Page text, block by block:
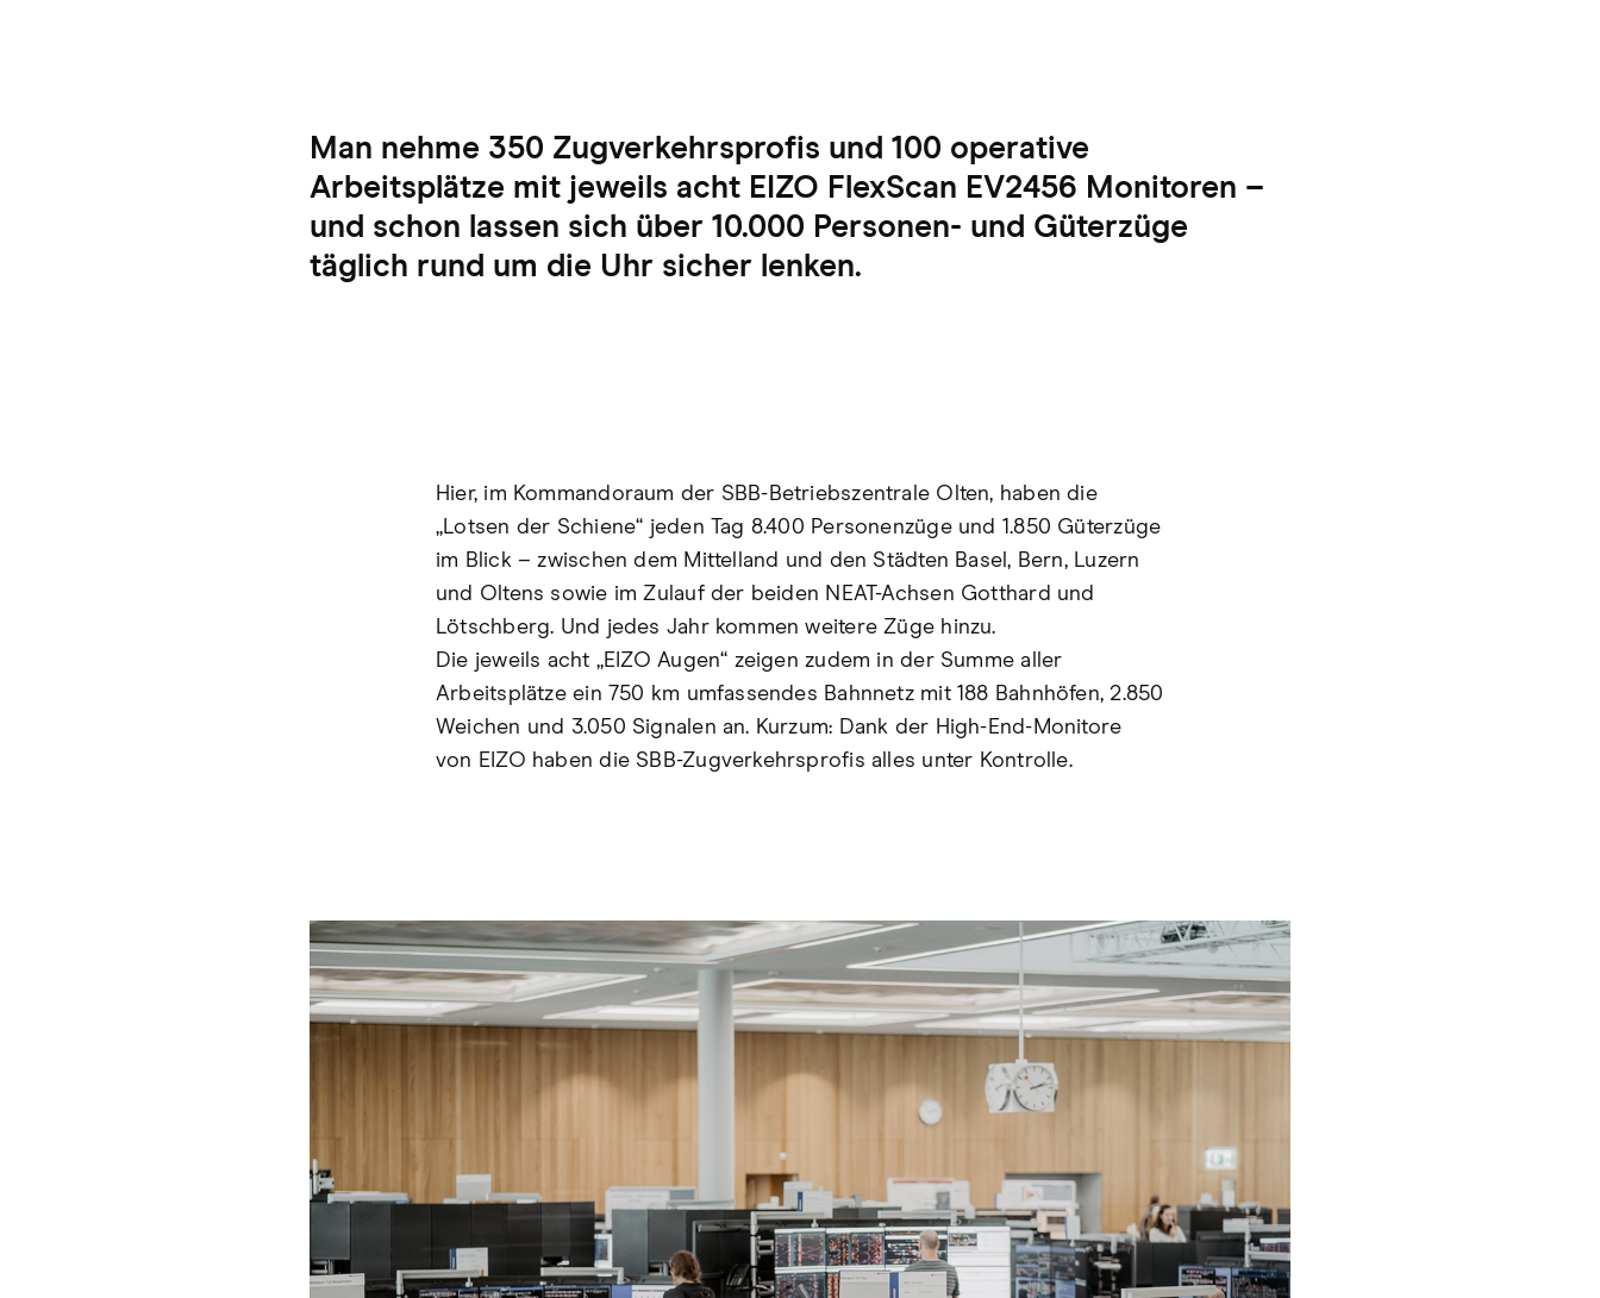
Man nehme 350 Zugverkehrsprofis und 100 operative
Arbeitsplätze mit jeweils acht EIZO FlexScan EV2456 Monitoren –
und schon lassen sich über 10.000 Personen- und Güterzüge
täglich rund um die Uhr sicher lenken.
Hier, im Kommandoraum der SBB-Betriebszentrale Olten, haben die
„Lotsen der Schiene“ jeden Tag 8.400 Personenzüge und 1.850 Güterzüge
im Blick – zwischen dem Mittelland und den Städten Basel, Bern, Luzern
und Oltens sowie im Zulauf der beiden NEAT-Achsen Gotthard und
Lötschberg. Und jedes Jahr kommen weitere Züge hinzu.
Die jeweils acht „EIZO Augen“ zeigen zudem in der Summe aller
Arbeitsplätze ein 750 km umfassendes Bahnnetz mit 188 Bahnhöfen, 2.850
Weichen und 3.050 Signalen an. Kurzum: Dank der High-End-Monitore
von EIZO haben die SBB-Zugverkehrsprofis alles unter Kontrolle.